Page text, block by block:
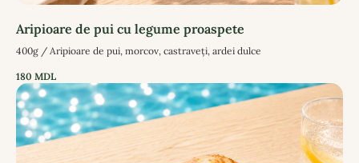
Aripioare de pui cu legume proaspete
400g / Aripioare de pui, morcov, castraveți, ardei dulce
180 MDL